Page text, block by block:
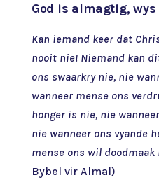
God is almagtig,
Kan iemand keer dat
nooit nie! Niemand kan
ons swaarkry nie, nie
wanneer mense ons
honger is nie, nie
nie wanneer ons vyande
mense ons wil doodmaak
Bybel vir Almal)